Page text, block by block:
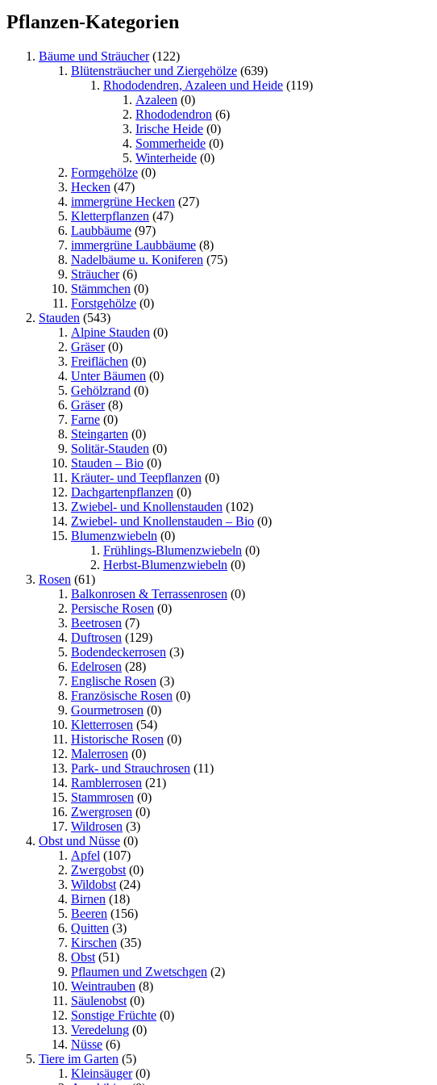
Pflanzen-Kategorien
Bäume und Sträucher(122)
Blütensträucher und Ziergehölze (639)
Rhododendren, Azaleen und Heide (119)
Azaleen (0)
Rhododendron (6)
Irische Heide (0)
Sommerheide (0)
Winterheide (0)
Formgehölze (0)
Hecken (47)
immergrüne Hecken (27)
Kletterpflanzen (47)
Laubbäume (97)
immergrüne Laubbäume (8)
Nadelbäume u. Koniferen (75)
Sträucher(6)
Stämmchen (0)
Forstgehölze (0)
Stauden (543)
Alpine Stauden (0)
Gräser(0)
Freiflächen (0)
Unter Bäumen (0)
Gehölzrand (0)
Gräser(8)
Farne (0)
Steingarten (0)
Solitär-Stauden (0)
Stauden – Bio (0)
Kräuter- und Teepflanzen (0)
Dachgartenpflanzen (0)
Zwiebel- und Knollenstauden (102)
Zwiebel- und Knollenstauden – Bio (0)
Blumenzwiebeln (0)
Frühlings-Blumenzwiebeln (0)
Herbst-Blumenzwiebeln (0)
Rosen (61)
Balkonrosen & Terrassenrosen (0)
Persische Rosen (0)
Beetrosen (7)
Duftrosen (129)
Bodendeckerrosen (3)
Edelrosen (28)
Englische Rosen (3)
Französische Rosen (0)
Gourmetrosen (0)
Kletterrosen (54)
Historische Rosen (0)
Malerrosen (0)
Park- und Strauchrosen (11)
Ramblerrosen (21)
Stammrosen (0)
Zwergrosen (0)
Wildrosen (3)
Obst und Nüsse (0)
Apfel (107)
Zwergobst (0)
Wildobst (24)
Birnen (18)
Beeren (156)
Quitten (3)
Kirschen (35)
Obst (51)
Pflaumen und Zwetschgen (2)
Weintrauben (8)
Säulenobst (0)
Sonstige Früchte (0)
Veredelung (0)
Nüsse (6)
Tiere im Garten (5)
Kleinsäuger(0)